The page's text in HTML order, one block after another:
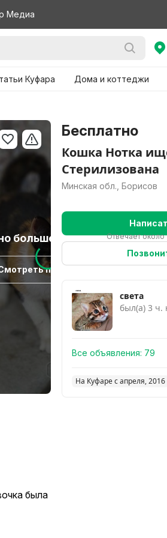
Медиа
Куфара Дома и коттеджи
больше вариантов?
похожие
была
Бесплатно
Кошка Нотка
Стерилизована
Минская обл., Борисов
Отвечает около
света
был(а) 3 ч.
Все объявления: 79
На Куфаре с апреля, 2016